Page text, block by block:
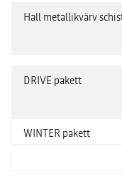
Hall metallikvärv
DRIVE pakett
WINTER pakett